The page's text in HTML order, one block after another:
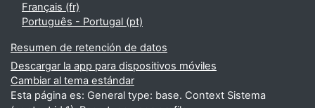
Français ‎(fr)‎
Português - Portugal ‎(pt)‎
Resumen de retención de datos
Descargar la app para dispositivos móviles
Cambiar al tema estándar
Esta página es: General type: base. Context Sistema